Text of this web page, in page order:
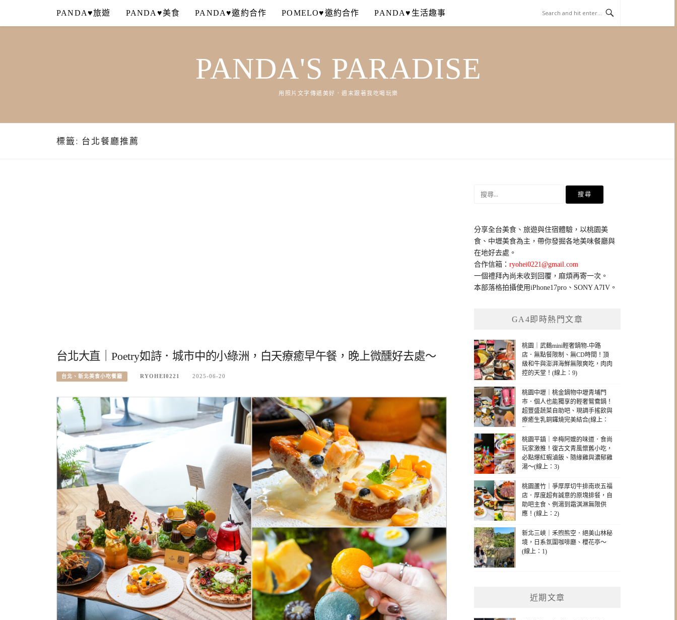
content
PANDA♥旅遊 PANDA♥美食 PANDA♥邀約合作 POMELO♥邀約合作 PANDA♥生活趣事
PANDA'S PARADISE
用照片文字傳遞美好．週末跟著我吃喝玩樂
標籤: 台北餐廳推薦
台北大直｜Poetry如詩．城市中的小綠洲，白天療癒早午餐，晚上微醺好去處～
台北、新北美食小吃餐廳 RYOHEI0221 2025-06-20
鍵
字:
分享全台美食、旅遊與住宿體驗，以桃園美
食、中壢美食為主，帶你發掘各地美味餐廳與
在地好去處。
合作信箱：ryohei0221@gmail.com
一個禮拜內尚未收到回覆，麻煩再寄一次。
本部落格拍攝使用iPhone17pro、SONY A7IV。
GA4即時熱門文章
桃園｜武鶴mini輕奢鍋物-中路
店．無點餐限制、無CD時間！頂
級和牛與澎湃海鮮無限爽吃，肉肉
控的天堂！(線上：9)
桃園中壢｜桃金鍋物中壢青埔門
市．個人也能獨享的輕奢鴛鴦鍋！
超豐盛蔬菜自助吧、現調手搖飲與
療癒生乳銅鑼燒完美結合(線上：
8)
桃園平鎮｜辛梅阿嬤的味道．食尚
玩家激推！復古文青風懷舊小吃，
必點爆紅蝦滷飯、隨緣雞與濃郁雞
湯～(線上：3)
桃園蘆竹｜爭厚厚切牛排南崁五福
店．厚度超有誠意的原塊排餐，自
助吧主食、例湯到霜淇淋無限供
應！(線上：2)
新北三峽｜禾煦熊空．絕美山林秘
境，日系氛圍咖啡廳、櫻花亭～
(線上：1)
近期文章